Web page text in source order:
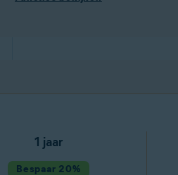
1 jaar
Bespaar 20%